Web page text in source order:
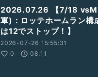
2026.07.26 【7/18
軍)：ロッテホームラン構
は12でストップ！】
2026-07-26 15:55:31
0
08:11